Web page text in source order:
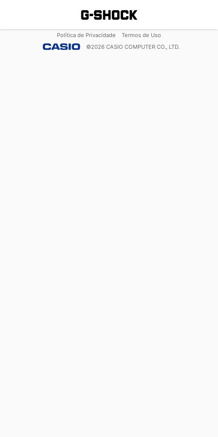
Política de Privacidade
Termos de Uso
©2026 CASIO COMPUTER CO., LTD.